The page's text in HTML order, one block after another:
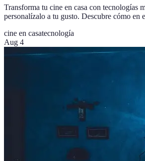
Transforma tu cine en casa con tecnologías
personalízalo a tu gusto. Descubre cómo en
cine en casatecnología
Aug 4